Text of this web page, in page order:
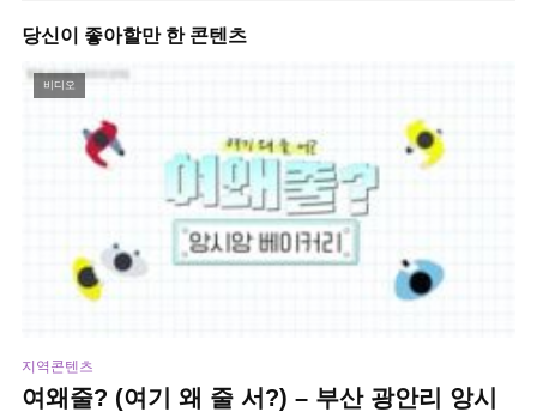
당신이 좋아할만 한 콘텐츠
비디오
지역콘텐츠
여왜줄? (여기 왜 줄 서?) – 부산 광안리 앙시